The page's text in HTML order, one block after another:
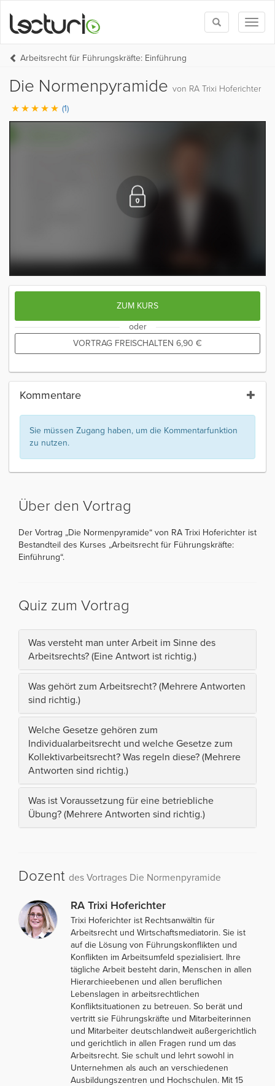
Toggle
search
Arbeitsrecht für Führungskräfte: Einführung
Die Normenpyramide von RA Trixi Hoferichter
(1)
ZUM KURS
oder
VORTRAG FREISCHALTEN 6,90 €
Kommentare
Sie müssen Zugang haben, um die Kommentarfunktion
zu nutzen.
Über den Vortrag
Der Vortrag „Die Normenpyramide“ von RA Trixi Hoferichter ist
Bestandteil des Kurses „Arbeitsrecht für Führungskräfte:
Einführung“.
Quiz zum Vortrag
Was versteht man unter Arbeit im Sinne des
Arbeitsrechts? (Eine Antwort ist richtig.)
Was gehört zum Arbeitsrecht? (Mehrere Antworten
sind richtig.)
Welche Gesetze gehören zum
Individualarbeitsrecht und welche Gesetze zum
Kollektivarbeitsrecht? Was regeln diese? (Mehrere
Antworten sind richtig.)
Was ist Voraussetzung für eine betriebliche
Übung? (Mehrere Antworten sind richtig.)
Dozent des Vortrages Die Normenpyramide
RA Trixi Hoferichter
Trixi Hoferichter ist Rechtsanwältin für
Arbeitsrecht und Wirtschaftsmediatorin. Sie ist
auf die Lösung von Führungskonflikten und
Konflikten im Arbeitsumfeld spezialisiert. Ihre
tägliche Arbeit besteht darin, Menschen in allen
Hierarchieebenen und allen beruflichen
Lebenslagen in arbeitsrechtlichen
Konfliktsituationen zu betreuen. So berät und
vertritt sie Führungskräfte und Mitarbeiterinnen
und Mitarbeiter deutschlandweit außergerichtlich
und gerichtlich in allen Fragen rund um das
Arbeitsrecht. Sie schult und lehrt sowohl in
Unternehmen als auch an verschiedenen
Ausbildungszentren und Hochschulen. Mit 15